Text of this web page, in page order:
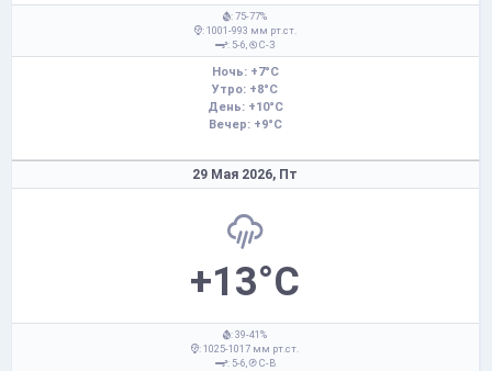
: 75-77%
: 1001-993 мм рт.ст.
: 5-6,
С-З
Ночь: +7°C
Утро: +8°C
День: +10°C
Вечер: +9°C
29 Мая 2026, Пт
+13°C
: 39-41%
: 1025-1017 мм рт.ст.
: 5-6,
С-В